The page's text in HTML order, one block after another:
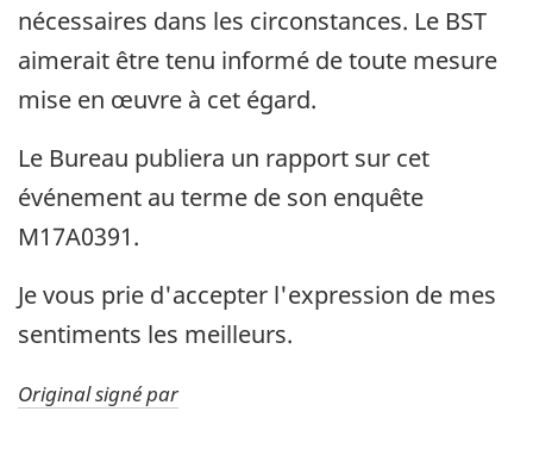
nécessaires dans les circonstances. Le BST
aimerait être tenu informé de toute mesure
mise en œuvre à cet égard.
Le Bureau publiera un rapport sur cet
événement au terme de son enquête
M17A0391.
Je vous prie d'accepter l'expression de mes
sentiments les meilleurs.
Original signé par